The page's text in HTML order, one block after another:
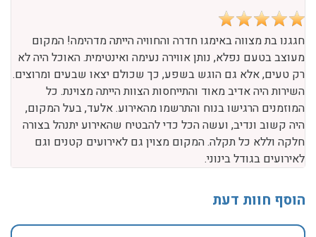
חגגנו בת מצווה באימגו חדרה והחוויה הייתה מדהימה! המקום
מעוצב בטעם נפלא, נותן אווירה נעימה ואינטימית. האוכל היה לא
רק טעים, אלא גם הוגש בשפע, כך שכולם יצאו שבעים ומרוצים.
השירות היה אדיב מאוד והתייחסות הצוות הייתה מצוינת. כל
המוזמנים הרגישו בנוח והתרשמו מהאירוע. אלעד, בעל המקום,
היה קשוב ונדיב, ועשה הכל כדי להבטיח שהאירוע יתנהל בצורה
חלקה וללא כל תקלה. המקום מצוין גם לאירועים קטנים וגם
לאירועים בגודל בינוני.
הוסף חוות דעת